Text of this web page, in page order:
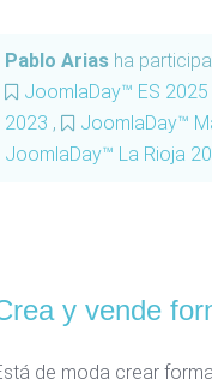
Pablo Arias ha
JoomlaDay™ ES 2025
2023 , JoomlaDay™
JoomlaDay™ La Rioja
y vende
de moda crear